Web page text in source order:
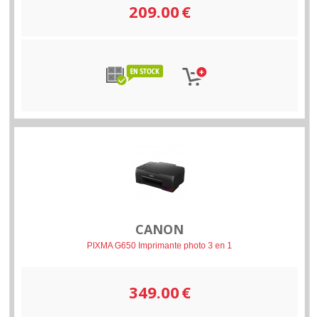
209.00€
CANON
PIXMA G650 Imprimante photo 3 en 1
349.00€